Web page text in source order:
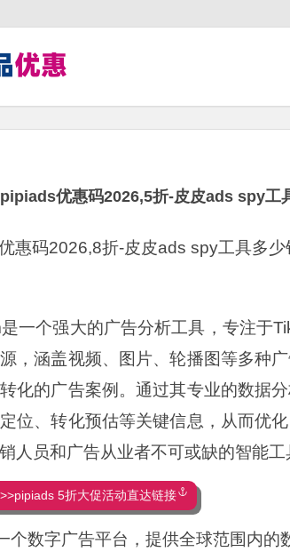
优惠码2026,5折-皮皮ads spy工
惠码2026,8折-皮皮ads spy工具多
一个强大的广告分析工具，专注于
，涵盖视频、图片、轮播图等多种
化的广告案例。通过其专业的数据
位、转化预估等关键信息，从而优
人员和广告从业者不可或缺的智能工
5折大促活动直达链接
个数字广告平台，提供全球范围内